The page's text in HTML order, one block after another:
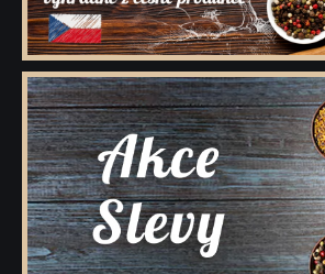
Kořenící směsi pro masnou
Minutkové šťávy a omáčky
Semena
Ovoce sušené
Polévky
Cukry a dochucovací cukry
Soli a dochucovací soli
Maďarské originální kořenící